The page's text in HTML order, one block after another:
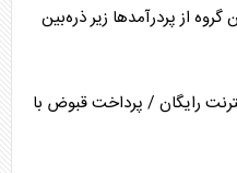
از پردرآمد‌ها زیر ذره‌بین
رایگان / پرداخت قبوض با